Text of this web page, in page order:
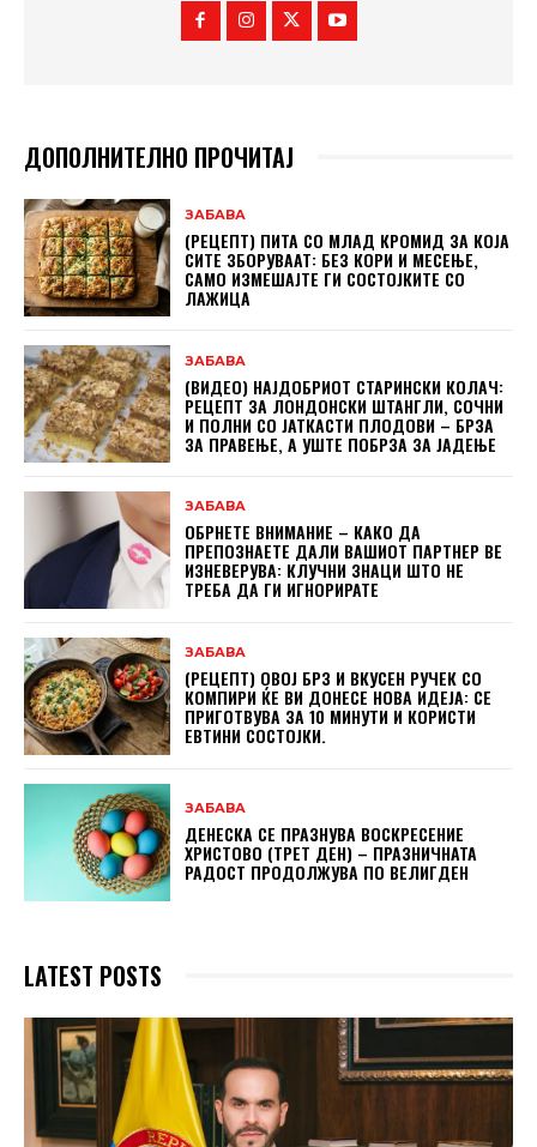
ДОПОЛНИТЕЛНО ПРОЧИТАЈ
ЗАБАВА
(РЕЦЕПТ) ПИТА СО МЛАД КРОМИД ЗА КОЈА
СИТЕ ЗБОРУВААТ: БЕЗ КОРИ И МЕСЕЊЕ,
САМО ИЗМЕШАЈТЕ ГИ СОСТОЈКИТЕ СО
ЛАЖИЦА
ЗАБАВА
(ВИДЕО) НАЈДОБРИОТ СТАРИНСКИ КОЛАЧ:
РЕЦЕПТ ЗА ЛОНДОНСКИ ШТАНГЛИ, СОЧНИ
И ПОЛНИ СО ЈАТКАСТИ ПЛОДОВИ – БРЗА
ЗА ПРАВЕЊЕ, А УШТЕ ПОБРЗА ЗА ЈАДЕЊЕ
ЗАБАВА
ОБРНЕТЕ ВНИМАНИЕ – КАКО ДА
ПРЕПОЗНАЕТЕ ДАЛИ ВАШИОТ ПАРТНЕР ВЕ
ИЗНЕВЕРУВА: КЛУЧНИ ЗНАЦИ ШТО НЕ
ТРЕБА ДА ГИ ИГНОРИРАТЕ
ЗАБАВА
(РЕЦЕПТ) ОВОЈ БРЗ И ВКУСЕН РУЧЕК СО
КОМПИРИ ЌЕ ВИ ДОНЕСЕ НОВА ИДЕЈА: СЕ
ПРИГОТВУВА ЗА 10 МИНУТИ И КОРИСТИ
ЕВТИНИ СОСТОЈКИ.
ЗАБАВА
ДЕНЕСКА СЕ ПРАЗНУВА ВОСКРЕСЕНИЕ
ХРИСТОВО (ТРЕТ ДЕН) – ПРАЗНИЧНАТА
РАДОСТ ПРОДОЛЖУВА ПО ВЕЛИГДЕН
LATEST POSTS